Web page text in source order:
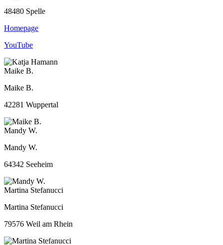
48480 Spelle
Homepage
YouTube
Maike B.
Maike B.
42281 Wuppertal
Mandy W.
Mandy W.
64342 Seeheim
Martina Stefanucci
Martina Stefanucci
79576 Weil am Rhein